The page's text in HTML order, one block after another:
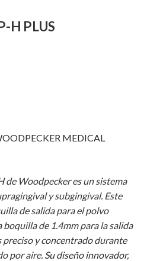
H PLUS
MEDICAL
Woodpecker es un sistema
y subgingival. Este
de salida para el polvo
boquilla de 1 .4mm para la salida
preciso y concentrado durante
por aire. Su diseño innovador,